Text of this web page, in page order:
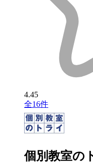
4.45
全16件
個別教室の